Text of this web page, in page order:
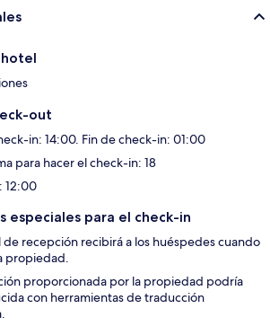
out
in: 14:00. Fin de check-in: 01:00
para hacer el check-in: 18
12:00
especiales para el check-in
de recepción recibirá a los huéspedes cuando
propiedad.
proporcionada por la propiedad podría
con herramientas de traducción